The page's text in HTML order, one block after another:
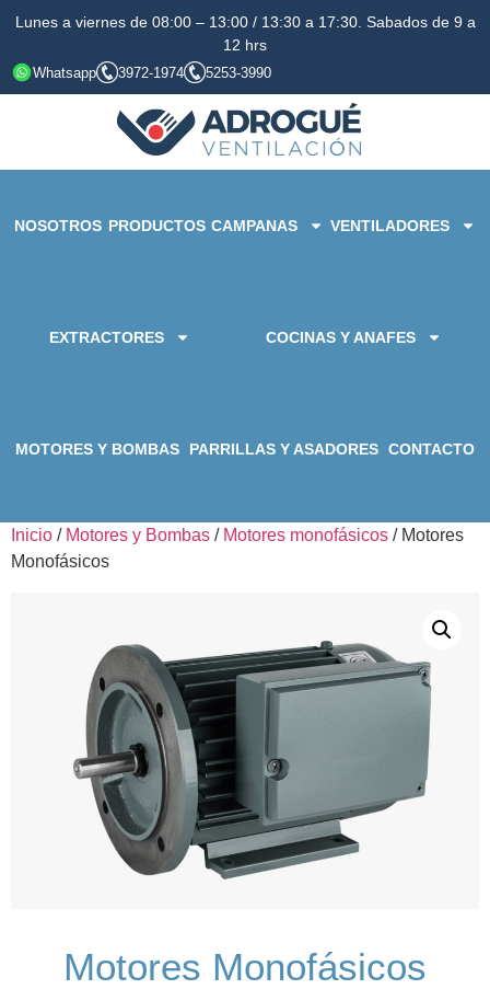
Lunes a viernes de 08:00 – 13:00 / 13:30 a 17:30. Sabados de 9 a
12 hrs
Whatsapp 3972-1974 5253-3990
NOSOTROS PRODUCTOS CAMPANAS VENTILADORES
EXTRACTORES COCINAS Y ANAFES
MOTORES Y BOMBAS PARRILLAS Y ASADORES CONTACTO
Inicio / Motores y Bombas / Motores monofásicos / Motores
Monofásicos
Motores Monofásicos